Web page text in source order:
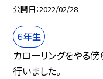
公開日 2022/02/28
６年生
カローリングをやる傍
行いました。